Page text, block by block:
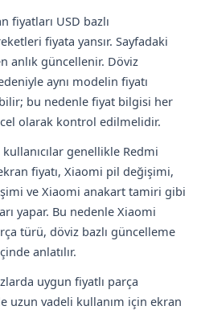
fiyatları USD bazlı
fiyata yansır. Sayfadaki
anlık güncellenir. Döviz
aynı modelin fiyatı
bu nedenle fiyat bilgisi her
olarak kontrol edilmelidir.
genellikle Redmi
fiyatı, Xiaomi pil değişimi,
ve Xiaomi anakart tamiri gibi
yapar. Bu nedenle Xiaomi
türü, döviz bazlı güncelleme
anlatılır.
uygun fiyatlı parça
uzun vadeli kullanım için ekran